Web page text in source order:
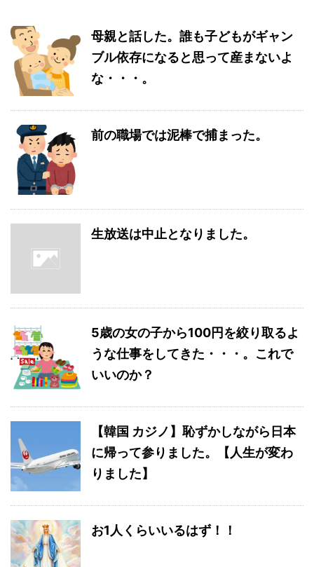
母親と話した。誰も子どもがギャン
ブル依存になると思って産まないよ
な・・・。
前の職場では泥棒で捕まった。
生放送は中止となりました。
5歳の女の子から100円を絞り取るよ
うな仕事をしてきた・・・。これで
いいのか？
【韓国 カジノ】恥ずかしながら日本
に帰って参りました。【人生が変わ
りました】
お1人くらいいるはず！！